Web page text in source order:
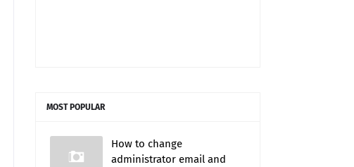
MOST POPULAR
How to change
administrator email and